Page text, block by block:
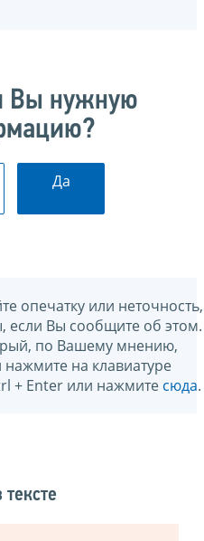
Вы нужную
Да
опечатку или неточность,
если Вы сообщите об этом.
по Вашему мнению,
на клавиатуре
+ Enter или нажмите сюда.